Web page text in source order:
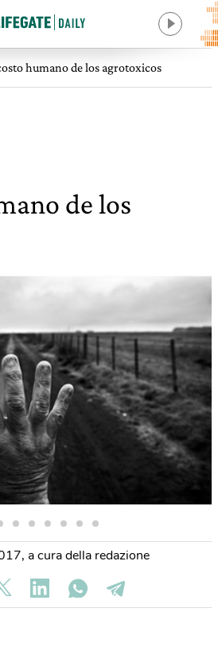
humano de los agrotoxicos
de los
, a cura della redazione